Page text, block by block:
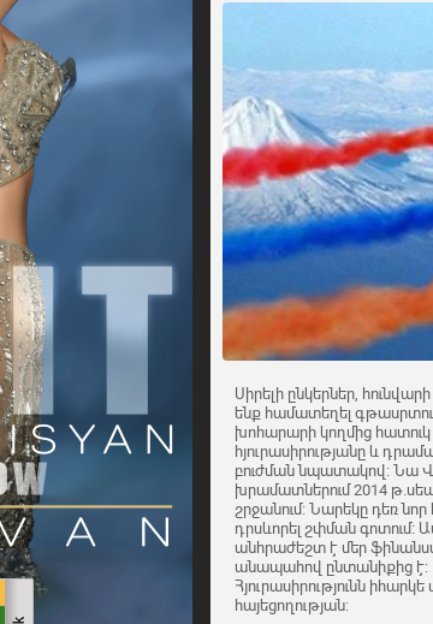
Սիրելի ընկերներ,
ենք համատեղել
խոհարարի կողմից
հյուրասիրությանը և
բուժման նպատակով: Նա
խրամատներում 2014
շրջանում: Նարեկը դեռ
դրսևորել շփման
անհրաժեշտ է մեր
անապահով ընտանիքից է:
Հյուրասիրությունն
հայեցողության: